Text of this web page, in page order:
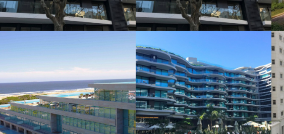
EDIFICIO
ACQUA
+
FORUM
+